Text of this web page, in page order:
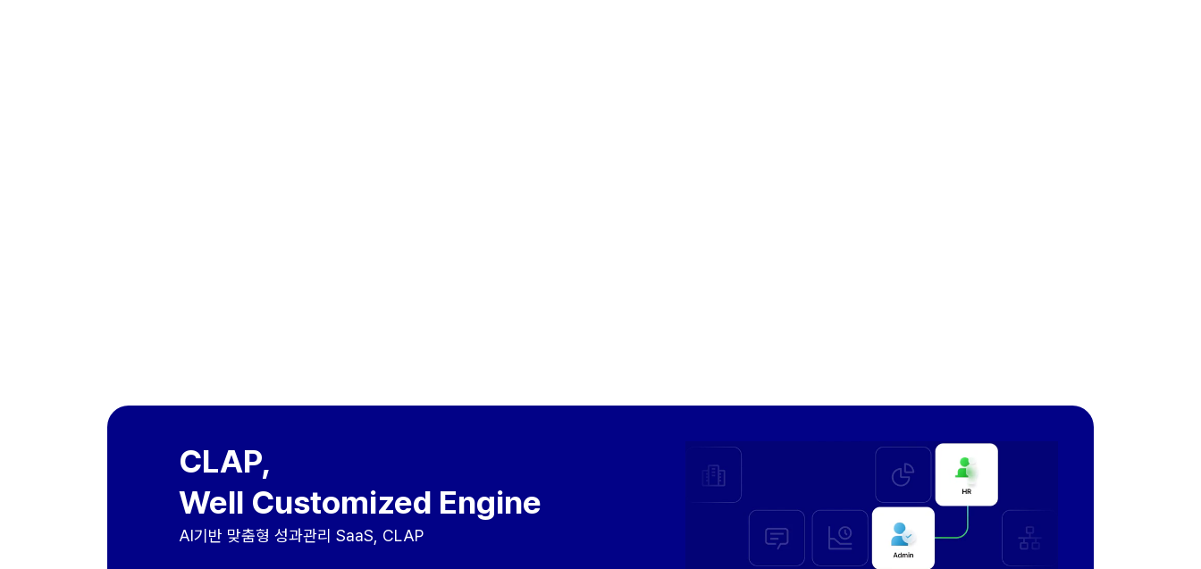
CLAP,
Well Customized Engine
AI기반 맞춤형 성과관리 SaaS, CLAP